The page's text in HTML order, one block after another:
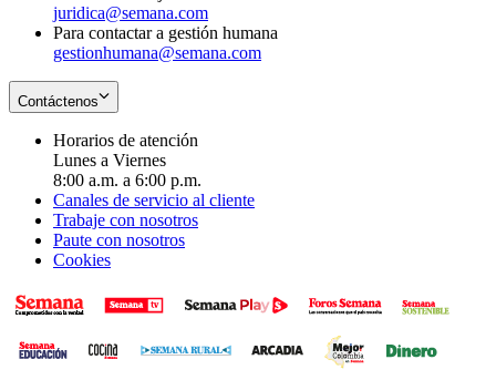
juridica@semana.com
Para contactar a gestión humana
gestionhumana@semana.com
Contáctenos
Horarios de atención
Lunes a Viernes
8:00 a.m. a 6:00 p.m.
Canales de servicio al cliente
Trabaje con nosotros
Paute con nosotros
Cookies